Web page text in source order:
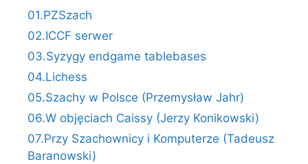
01.PZSzach
02.ICCF serwer
03.Syzygy endgame tablebases
04.Lichess
05.Szachy w Polsce (Przemysław Jahr)
06.W objęciach Caissy (Jerzy Konikowski)
07.Przy Szachownicy i Komputerze (Tadeusz
Baranowski)